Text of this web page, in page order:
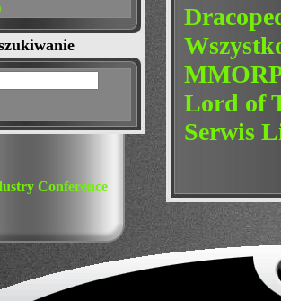
Conference
Lord of
Serwis